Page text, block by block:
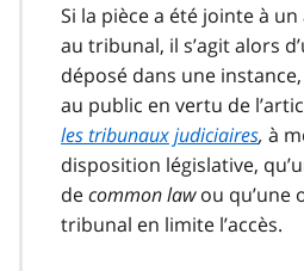
Si la pièce a été jointe à
au tribunal, il s’agit alors
déposé dans une
au public en vertu de
les tribunaux judiciaires, à
disposition législative,
decommon lawou qu’une
tribunal en limite l’accès.